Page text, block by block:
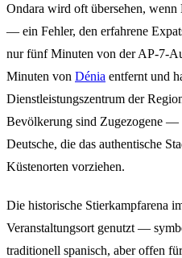
Ondara wird oft übersehen,
— ein Fehler, den erfahrene
nur fünf Minuten von der AP-7-
Minuten von Dénia entfernt und
Dienstleistungszentrum der
Bevölkerung sind Zugezogene —
Deutsche, die das authentische
Küstenorten vorziehen.
Die historische Stierkampfarena
Veranstaltungsort genutzt —
traditionell spanisch, aber offen